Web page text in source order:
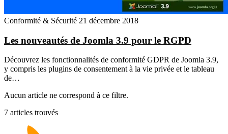
Conformité & Sécurité 21 décembre 2018
Les nouveautés de Joomla 3.9 pour le RGPD
Découvrez les fonctionnalités de conformité GDPR de Joomla 3.9,
y compris les plugins de consentement à la vie privée et le tableau
de…
Aucun article ne correspond à ce filtre.
7 articles trouvés